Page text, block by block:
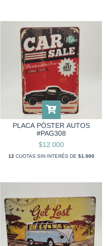
PLACA PÓSTER AUTOS
#PAG308
$12.000
12CUOTAS SIN INTERÉS DE $1.000